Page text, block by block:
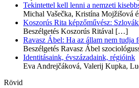
Tekintettel kell lenni a nemzeti
Michal Vašečka, Kristína Mojžišová
Koszorús Rita képzőművész:
Beszélgetés Koszorús Ritával […]
Ravasz Ábel: Ha az állam nem tudja
Beszélgetés Ravasz Ábel
Identitásaink, évszázadaink, régióink
Eva Andrejčáková, Valerij Kupka,
Rövid